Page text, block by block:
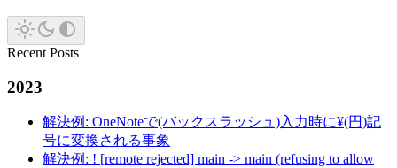
Recent Posts
2023
解決例: OneNoteで(バックスラッシュ)入力時に¥(円)記
号に変換される事象
解決例: ! [remote rejected] main -> main (refusing to allow